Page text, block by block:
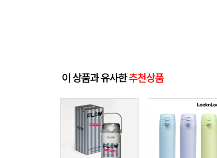
이 상품과 유사한추천상품